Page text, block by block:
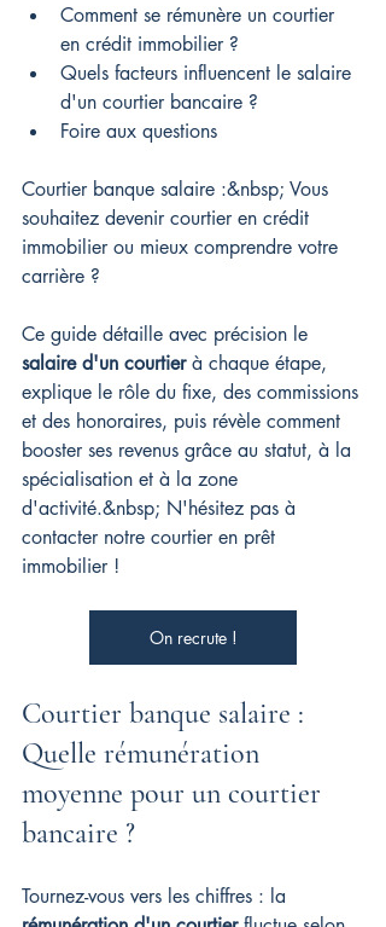
Comment se rémunère un courtier
en crédit immobilier ?
Quels facteurs influencent le salaire
d'un courtier bancaire ?
Foire aux questions
Courtier banque salaire :&nbsp; Vous
souhaitez devenir courtier en crédit
immobilier ou mieux comprendre votre
carrière ?
Ce guide détaille avec précision le
salaire d'un courtier à chaque étape,
explique le rôle du fixe, des commissions
et des honoraires, puis révèle comment
booster ses revenus grâce au statut, à la
spécialisation et à la zone
d'activité.&nbsp; N'hésitez pas à
contacter notre courtier en prêt
immobilier !
On recrute !
Courtier banque salaire :
Quelle rémunération
moyenne pour un courtier
bancaire ?
Tournez-vous vers les chiffres : la